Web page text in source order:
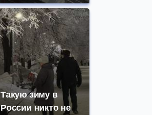
Такую зиму в
России никто не